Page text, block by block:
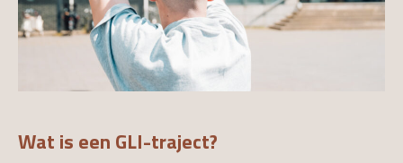
Wat is een GLI-traject?